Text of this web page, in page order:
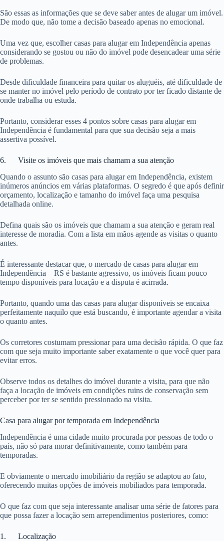
São essas as informações que se deve saber antes de alugar um imóvel.
De modo que, não tome a decisão baseado apenas no emocional.
Uma vez que, escolher casas para alugar em Independência apenas
considerando se gostou ou não do imóvel pode desencadear uma série
de problemas.
Desde dificuldade financeira para quitar os aluguéis, até dificuldade de
se manter no imóvel pelo período de contrato por ter ficado distante de
onde trabalha ou estuda.
Portanto, considerar esses 4 pontos sobre casas para alugar em
Independência é fundamental para que sua decisão seja a mais
assertiva possível.
6. Visite os imóveis que mais chamam a sua atenção
Quando o assunto são casas para alugar em Independência, existem
inúmeros anúncios em várias plataformas. O segredo é que após definir
orçamento, localização e tamanho do imóvel faça uma pesquisa
detalhada online.
Defina quais são os imóveis que chamam a sua atenção e geram real
interesse de moradia. Com a lista em mãos agende as visitas o quanto
antes.
É interessante destacar que, o mercado de casas para alugar em
Independência – RS é bastante agressivo, os imóveis ficam pouco
tempo disponíveis para locação e a disputa é acirrada.
Portanto, quando uma das casas para alugar disponíveis se encaixa
perfeitamente naquilo que está buscando, é importante agendar a visita
o quanto antes.
Os corretores costumam pressionar para uma decisão rápida. O que faz
com que seja muito importante saber exatamente o que você quer para
evitar erros.
Observe todos os detalhes do imóvel durante a visita, para que não
faça a locação de imóveis em condições ruins de conservação sem
perceber por ter se sentido pressionado na visita.
Casa para alugar por temporada em Independência
Independência é uma cidade muito procurada por pessoas de todo o
país, não só para morar definitivamente, como também para
temporadas.
E obviamente o mercado imobiliário da região se adaptou ao fato,
oferecendo muitas opções de imóveis mobiliados para temporada.
O que faz com que seja interessante analisar uma série de fatores para
que possa fazer a locação sem arrependimentos posteriores, como:
1. Localização